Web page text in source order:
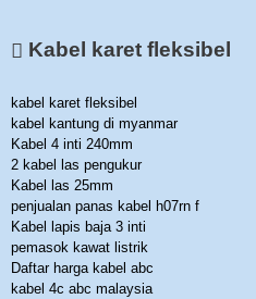
Kabel karet fleksibel
kabel karet fleksibel
kabel kantung di myanmar
Kabel 4 inti 240mm
2 kabel las pengukur
Kabel las 25mm
penjualan panas kabel h07rn f
Kabel lapis baja 3 inti
pemasok kawat listrik
Daftar harga kabel abc
kabel 4c abc malaysia